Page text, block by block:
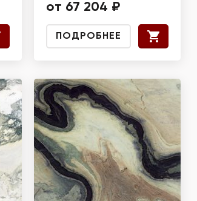
от 67 204 ₽
ПОДРОБНЕЕ